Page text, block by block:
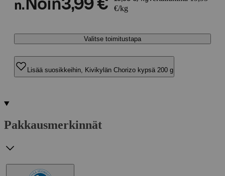
n. Noin3,99 €
€/kg
Valitse toimitustapa
Lisää suosikkeihin, Kivikylän Chorizo kypsä 200 g
Pakkausmerkinnät